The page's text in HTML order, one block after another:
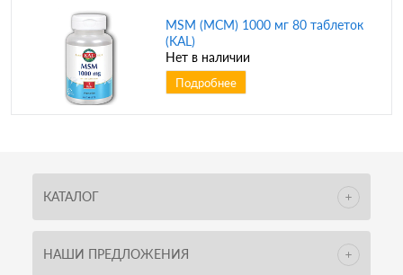
MSM (МСМ) 1000 мг 80 таблеток
(KAL)
Нет в наличии
Подробнее
КАТАЛОГ
НАШИ ПРЕДЛОЖЕНИЯ